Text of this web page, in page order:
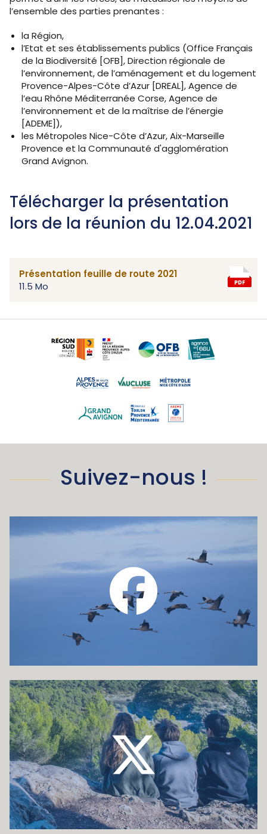
l’ensemble des parties prenantes :
la Région,
l’Etat et ses établissements publics (Office Français
de la Biodiversité [OFB], Direction régionale de
l’environnement, de l’aménagement et du logement
Provence-Alpes-Côte d’Azur [DREAL], Agence de
l’eau Rhône Méditerranée Corse, Agence de
l’environnement et de la maîtrise de l’énergie
[ADEME]),
les Métropoles Nice-Côte d’Azur, Aix-Marseille
Provence et la Communauté d'agglomération
Grand Avignon.
Télécharger la présentation
lors de la réunion du 12.04.2021
Présentation feuille de route 2021
11.5 Mo
Suivez-nous !